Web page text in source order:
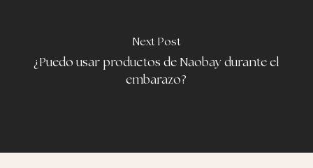
Next Post
¿Puedo usar productos de Naobay durante el
embarazo?